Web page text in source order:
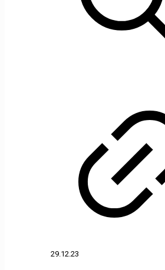
29.12.23